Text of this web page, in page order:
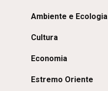
Ambiente e Ecologia
Cultura
Economia
Estremo Oriente